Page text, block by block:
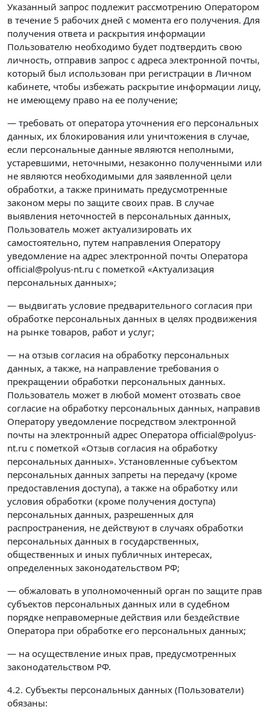
Указанный запрос подлежит рассмотрению Оператором
в течение 5 рабочих дней с момента его получения. Для
получения ответа и раскрытия информации
Пользователю необходимо будет подтвердить свою
личность, отправив запрос с адреса электронной почты,
который был использован при регистрации в Личном
кабинете, чтобы избежать раскрытие информации лицу,
не имеющему право на ее получение;
— требовать от оператора уточнения его персональных
данных, их блокирования или уничтожения в случае,
если персональные данные являются неполными,
устаревшими, неточными, незаконно полученными или
не являются необходимыми для заявленной цели
обработки, а также принимать предусмотренные
законом меры по защите своих прав. В случае
выявления неточностей в персональных данных,
Пользователь может актуализировать их
самостоятельно, путем направления Оператору
уведомление на адрес электронной почты Оператора
official@polyus-nt.ru с пометкой «Актуализация
персональных данных»;
— выдвигать условие предварительного согласия при
обработке персональных данных в целях продвижения
на рынке товаров, работ и услуг;
— на отзыв согласия на обработку персональных
данных, а также, на направление требования о
прекращении обработки персональных данных.
Пользователь может в любой момент отозвать свое
согласие на обработку персональных данных, направив
Оператору уведомление посредством электронной
почты на электронный адрес Оператора official@polyus-
nt.ru с пометкой «Отзыв согласия на обработку
персональных данных». Установленные субъектом
персональных данных запреты на передачу (кроме
предоставления доступа), а также на обработку или
условия обработки (кроме получения доступа)
персональных данных, разрешенных для
распространения, не действуют в случаях обработки
персональных данных в государственных,
общественных и иных публичных интересах,
определенных законодательством РФ;
— обжаловать в уполномоченный орган по защите прав
субъектов персональных данных или в судебном
порядке неправомерные действия или бездействие
Оператора при обработке его персональных данных;
— на осуществление иных прав, предусмотренных
законодательством РФ.
4.2. Субъекты персональных данных (Пользователи)
обязаны: